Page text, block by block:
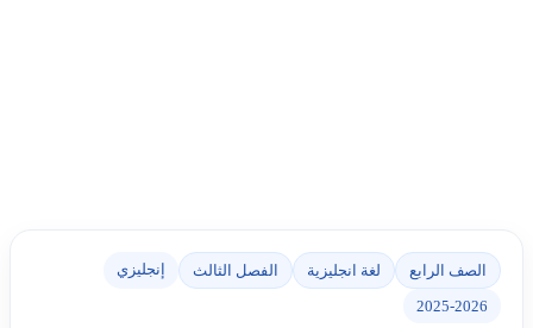
الصف الرابع لغة انجليزية الفصل الثالث إنجليزي
2025-2026